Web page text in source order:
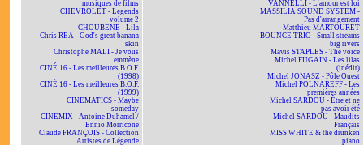
musiques de films
CHEVROLET - Legends
volume 2
CHOUBENE - Lila
Chris REA - God's great banana
skin
Christophe MALI - Je vous
emmène
CINÉ 16 - Les meilleures B.O.F.
(1998)
CINÉ 16 - Les meilleures B.O.F.
(1999)
CINEMATICS - Maybe
someday
CINEMIX - Antoine Duhamel /
Ennio Morricone
Claude FRANÇOIS - Collection
Artistes de Légende
VANNELLI - L'amour est loi
MASSILIA SOUND SYSTEM -
Pas d'arrangement
Matthieu MARTOURET
BOUNCE TRIO - Small streams
big rivers
Mavis STAPLES - The voice
Michel FUGAIN - Les lilas
(inédit)
Michel JONASZ - Pôle Ouest
Michel POLNAREFF - Les
premières années
Michel SARDOU - Être et ne
pas avoir été
Michel SARDOU - Maudits
Français
MISS WHITE & the drunken
piano